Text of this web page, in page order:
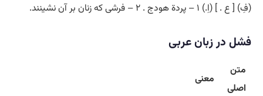
(فِ) [ ع . ] (اِ.) ۱ – پردة هودج . ۲ – فرشی که زنان بر آن نشینند.
فشل در زبان عربی
متن
اصلی
معنی